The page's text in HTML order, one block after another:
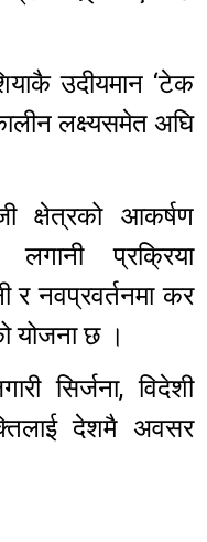
उदीयमान ‘टेक
लक्ष्यसमेत अघि
क्षेत्रको आकर्षण
प्रक्रिया
र नवप्रवर्तनमा कर
योजना छ ।
सिर्जना, विदेशी
देशमै अवसर